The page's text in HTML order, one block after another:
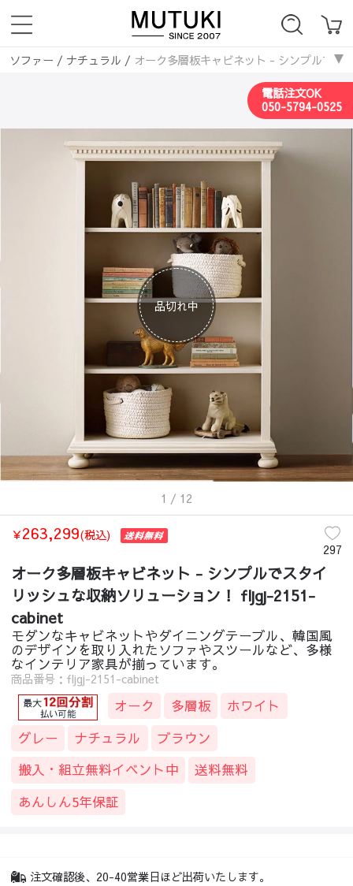
ソファー / ナチュラル / オーク多層板キャビネット - シンプルで
電話注文OK
050-5794-0525
品切れ中
1 / 12
￥263,299(税込)
297
オーク多層板キャビネット - シンプルでスタイ
リッシュな収納ソリューション！ fljgj-2151-
cabinet
モダンなキャビネットやダイニングテーブル、韓国風
のデザインを取り入れたソファやスツールなど、多様
なインテリア家具が揃っています。
商品番号：fljgj-2151-cabinet
オーク 多層板
ホワイト
グレー
ナチュラル
ブラウン
搬入・組立無料イベント中
送料無料
あんしん5年保証
注文確認後、20-40営業日ほど出荷いたします。